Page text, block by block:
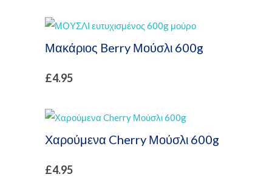
Μακάριος Berry Μούσλι 600g
£4.95
Χαρούμενα Cherry Μούσλι 600g
£4.95